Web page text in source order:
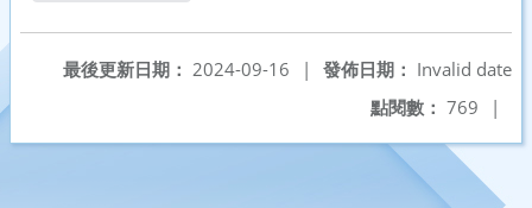
發佈日期： Invalid date
最後更新日期： 2024-09-16
|
點閱數： 769 |